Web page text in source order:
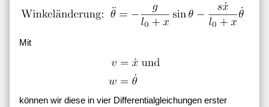
Mit
können wir diese in vier Differentialgleichungen erster